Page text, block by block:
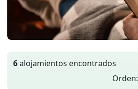
6alojamientos encontrados
Orden: